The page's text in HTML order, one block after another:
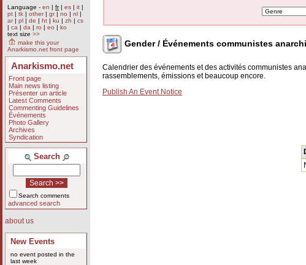
Language - en | fr| es | it |
pt | tk | other| gr| no | nl |
ar| pl | de | ht | ku | zh | cs
| ca | da | ro | eo | ko
text size >>
make this your
Anarkismo.net front page
Anarkismo.net
Front page
Main news listing
Présenter un article
Latest Comments
Commenting Guidelines
Événements
Photo Gallery
Archives
Syndication
Search
Search comments
advanced search
about us
New Events
no event posted in the
last week
Gender / Événements communistes
Calendrier des événements et des activités communistes
rassemblements, émissions et beaucoup encore.
Publish An Event Notice